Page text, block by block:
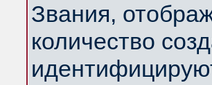
Звания,
количество